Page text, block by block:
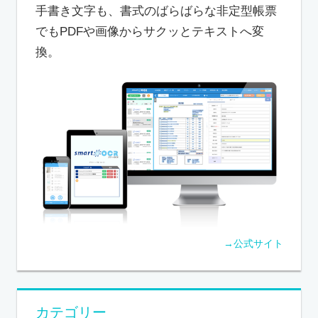
手書き文字も、書式のばらばらな非定型帳票
でもPDFや画像からサクッとテキストへ変
換。
→公式サイト
カテゴリー